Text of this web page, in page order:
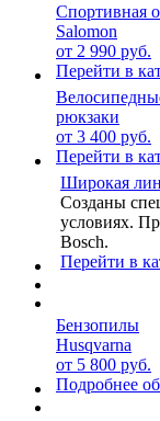
Спортивная
Salomon
от 2 990 руб.
Перейти в
рюкзаки
от 3 400 руб.
Перейти в
Широкая
Созданы
условиях.
Bosch.
Перейти в
Бензопилы
Husqvarna
от 5 800 руб.
Подробнее